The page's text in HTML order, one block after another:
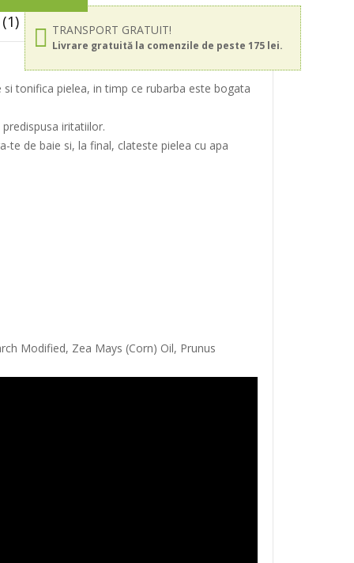
TRANSPORT GRATUIT!
Livrare gratuită la comenzile de peste 175 lei.
tonifica pielea, in timp ce rubarba este bogata
iritatiilor.
te de baie si, la final, clateste pielea cu apa
Modified, Zea Mays (Corn) Oil, Prunus